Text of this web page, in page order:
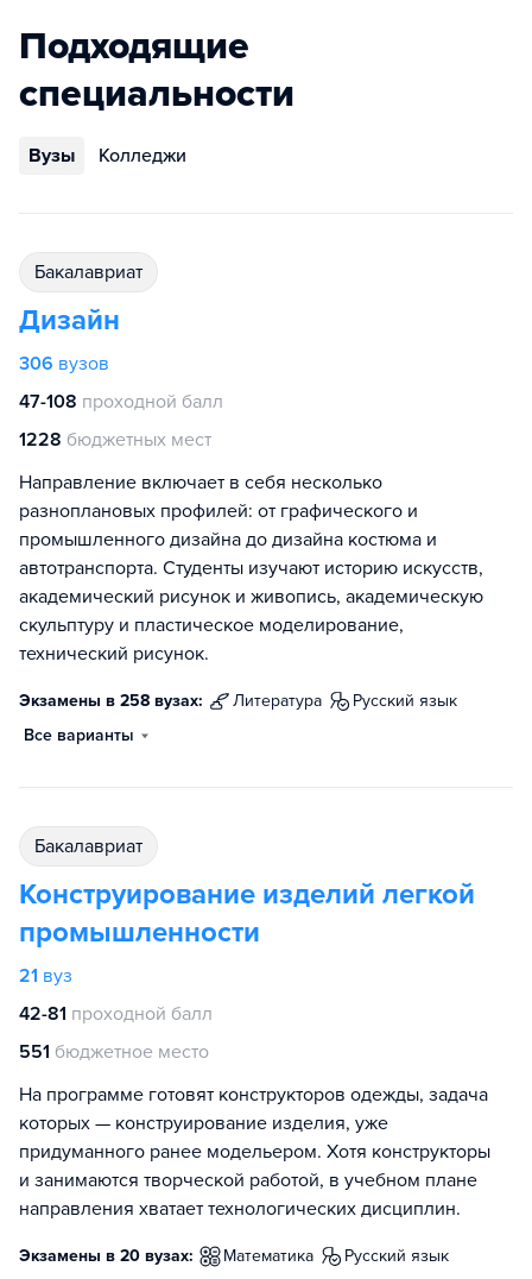
Подходящие
специальности
Вузы Колледжи
бакалавриат
Дизайн
306 вузов
47-108 проходной балл
1228 бюджетных мест
Направление включает в себя несколько
разноплановых профилей: от графического и
промышленного дизайна до дизайна костюма и
автотранспорта. Студенты изучают историю искусств,
академический рисунок и живопись, академическую
скульптуру и пластическое моделирование,
технический рисунок.
Экзамены в 258 вузах: литература
русский язык
Все варианты
бакалавриат
Конструирование изделий легкой
промышленности
21 вуз
42-81 проходной балл
551 бюджетное место
На программе готовят конструкторов одежды, задача
которых — конструирование изделия, уже
придуманного ранее модельером. Хотя конструкторы
и занимаются творческой работой, в учебном плане
направления хватает технологических дисциплин.
Экзамены в 20 вузах: математика русский язык